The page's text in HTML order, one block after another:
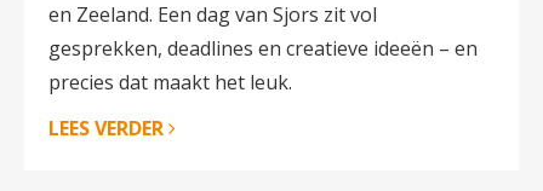
en Zeeland. Een dag van Sjors zit vol
gesprekken, deadlines en creatieve ideeën – en
precies dat maakt het leuk.
LEES VERDER